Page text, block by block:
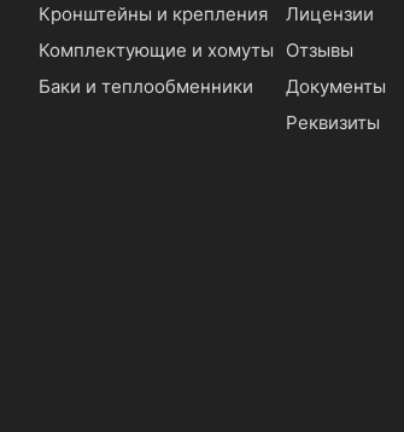
Кронштейны и крепления
Комплектующие и хомуты
Баки и теплообменники
Лицензии
Отзывы
Документы
Реквизиты